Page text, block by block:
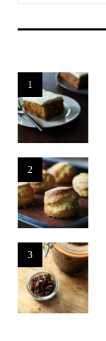
1
2
3